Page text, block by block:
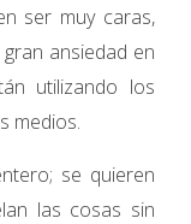
ser muy caras,
ansiedad en
utilizando los
medios.
se quieren
las cosas sin